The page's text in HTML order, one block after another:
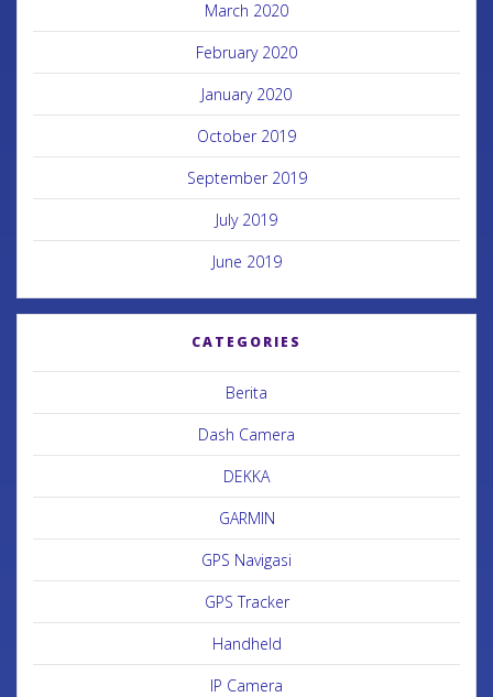
March 2020
February 2020
January 2020
October 2019
September 2019
July 2019
June 2019
CATEGORIES
Berita
Dash Camera
DEKKA
GARMIN
GPS Navigasi
GPS Tracker
Handheld
IP Camera